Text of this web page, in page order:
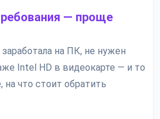
— проще
на ПК, не нужен
Intel HD в видеокарте — и то
на что стоит обратить